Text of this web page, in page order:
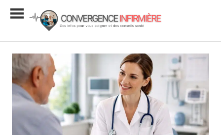
Skip
conseils
santé
Actualité